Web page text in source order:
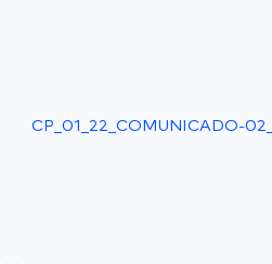
CP_01_22_COMUNICADO-